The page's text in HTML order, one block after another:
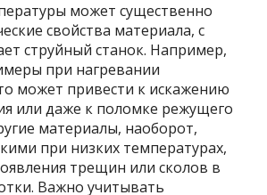
может существенно
свойства материала, с
струйный станок. Например,
при нагревании
может привести к искажению
или даже к поломке режущего
материалы, наоборот,
при низких температурах,
трещин или сколов в
Важно учитывать